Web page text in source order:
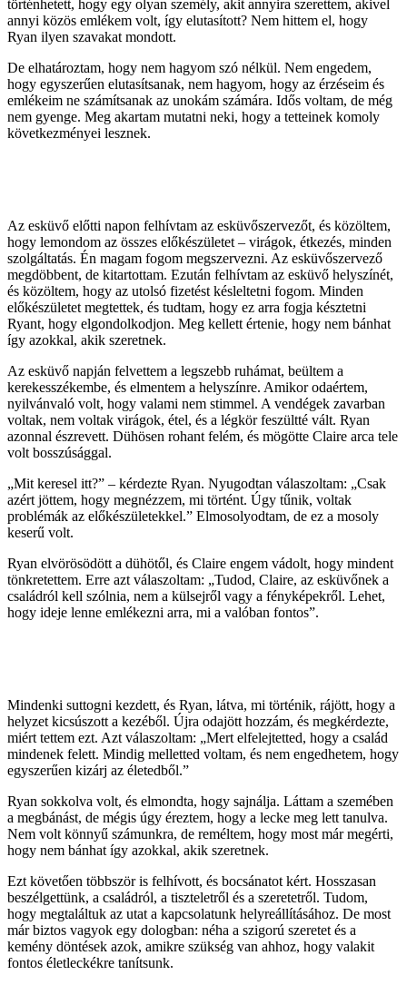
történhetett, hogy egy olyan személy, akit annyira szerettem, akivel
annyi közös emlékem volt, így elutasított? Nem hittem el, hogy
Ryan ilyen szavakat mondott.
De elhatároztam, hogy nem hagyom szó nélkül. Nem engedem,
hogy egyszerűen elutasítsanak, nem hagyom, hogy az érzéseim és
emlékeim ne számítsanak az unokám számára. Idős voltam, de még
nem gyenge. Meg akartam mutatni neki, hogy a tetteinek komoly
következményei lesznek.
Az esküvő előtti napon felhívtam az esküvőszervezőt, és közöltem,
hogy lemondom az összes előkészületet – virágok, étkezés, minden
szolgáltatás. Én magam fogom megszervezni. Az esküvőszervező
megdöbbent, de kitartottam. Ezután felhívtam az esküvő helyszínét,
és közöltem, hogy az utolsó fizetést késleltetni fogom. Minden
előkészületet megtettek, és tudtam, hogy ez arra fogja késztetni
Ryant, hogy elgondolkodjon. Meg kellett értenie, hogy nem bánhat
így azokkal, akik szeretnek.
Az esküvő napján felvettem a legszebb ruhámat, beültem a
kerekesszékembe, és elmentem a helyszínre. Amikor odaértem,
nyilvánvaló volt, hogy valami nem stimmel. A vendégek zavarban
voltak, nem voltak virágok, étel, és a légkör feszültté vált. Ryan
azonnal észrevett. Dühösen rohant felém, és mögötte Claire arca tele
volt bosszúsággal.
„Mit keresel itt?” – kérdezte Ryan. Nyugodtan válaszoltam: „Csak
azért jöttem, hogy megnézzem, mi történt. Úgy tűnik, voltak
problémák az előkészületekkel.” Elmosolyodtam, de ez a mosoly
keserű volt.
Ryan elvörösödött a dühötől, és Claire engem vádolt, hogy mindent
tönkretettem. Erre azt válaszoltam: „Tudod, Claire, az esküvőnek a
családról kell szólnia, nem a külsejről vagy a fényképekről. Lehet,
hogy ideje lenne emlékezni arra, mi a valóban fontos”.
Mindenki suttogni kezdett, és Ryan, látva, mi történik, rájött, hogy a
helyzet kicsúszott a kezéből. Újra odajött hozzám, és megkérdezte,
miért tettem ezt. Azt válaszoltam: „Mert elfelejtetted, hogy a család
mindenek felett. Mindig melletted voltam, és nem engedhetem, hogy
egyszerűen kizárj az életedből.”
Ryan sokkolva volt, és elmondta, hogy sajnálja. Láttam a szemében
a megbánást, de mégis úgy éreztem, hogy a lecke meg lett tanulva.
Nem volt könnyű számunkra, de reméltem, hogy most már megérti,
hogy nem bánhat így azokkal, akik szeretnek.
Ezt követően többször is felhívott, és bocsánatot kért. Hosszasan
beszélgettünk, a családról, a tiszteletről és a szeretetről. Tudom,
hogy megtaláltuk az utat a kapcsolatunk helyreállításához. De most
már biztos vagyok egy dologban: néha a szigorú szeretet és a
kemény döntések azok, amikre szükség van ahhoz, hogy valakit
fontos életleckékre tanítsunk.